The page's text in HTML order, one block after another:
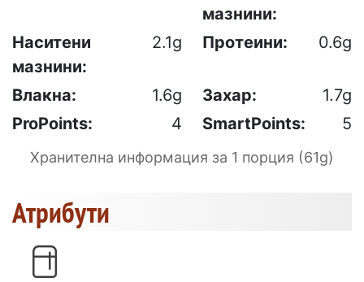
мазнини:
Наситени
мазнини:
2.1g Протеини: 0.6g
Влакна: 1.6g Захар:
1.7g
ProPoints:
4 SmartPoints: 5
Хранителна информация за 1 порция (61g)
Атрибути